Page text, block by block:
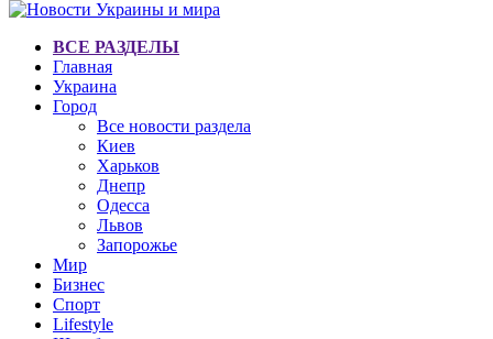
ВСЕ РАЗДЕЛЫ
Главная
Украина
Город
Все новости раздела
Киев
Харьков
Днепр
Одесса
Львов
Запорожье
Мир
Бизнес
Спорт
Lifestyle